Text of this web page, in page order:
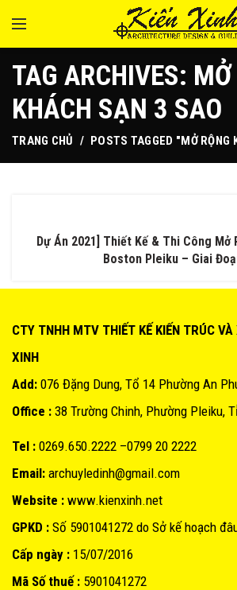
TAG ARCHIVES: MỞ
KHÁCH SẠN 3 SAO
TRANG CHỦ POSTS TAGGED "MỞ RỘNG
Dự Án 2021] Thiết Kế & Thi Công Mở
Boston Pleiku – Giai
CTY TNHH MTV THIẾT KẾ KIẾN TRÚC VÀ
XINH
Add: 076 Đặng Dung, Tổ 14 Phường An
Office : 38 Trường Chinh, Phường Pleiku,
Tel : 0269.650.2222 –0799 20 2222
Email: archuyledinh@gmail.com
Website : www.kienxinh.net
GPKD : Số 5901041272 do Sở kế hoạch
Cấp ngày : 15/07/2016
Mã Số thuế : 5901041272